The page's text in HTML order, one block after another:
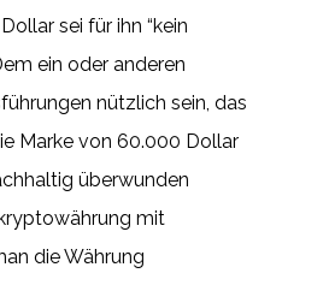
sei für ihn “kein
ein oder anderen
nützlich sein, das
Marke von 60.000 Dollar
überwunden
mit
die Währung